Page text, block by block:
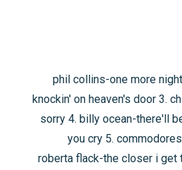
1. phil collins-one more
knockin' on heaven's door 3.
sorry 4. billy ocean-there'll
you cry 5.
roberta flack-the closer i get